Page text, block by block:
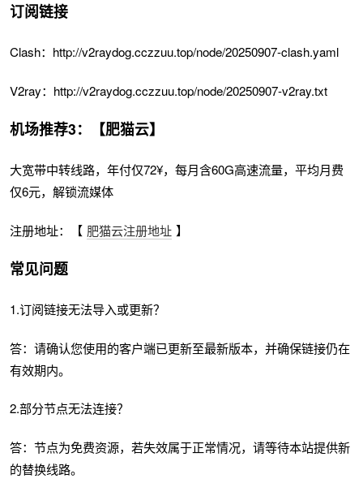
订阅链接
Clash：http://v2raydog.cczzuu.top/node/20250907-clash.yaml
V2ray：http://v2raydog.cczzuu.top/node/20250907-v2ray.txt
机场推荐3：【肥猫云】
大宽带中转线路，年付仅72¥，每月含60G高速流量，平均月费
仅6元，解锁流媒体
注册地址：【 肥猫云注册地址 】
常见问题
1.订阅链接无法导入或更新？
答：请确认您使用的客户端已更新至最新版本，并确保链接仍在
有效期内。
2.部分节点无法连接？
答：节点为免费资源，若失效属于正常情况，请等待本站提供新
的替换线路。